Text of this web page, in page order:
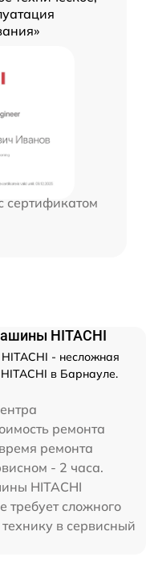
сертификатом
HITACHI
- несложная
в Барнауле.
ремонта
ремонта
- 2 часа.
HITACHI
требует сложного
в сервисный